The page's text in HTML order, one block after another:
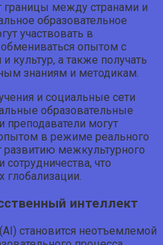
границы между странами и
образовательное
участвовать в
опытом с
культур, а также получать
знаниям и методикам.
и социальные сети
образовательные
преподаватели могут
в режиме реального
развитию межкультурного
сотрудничества, что
глобализации.
интеллект
становится неотъемлемой